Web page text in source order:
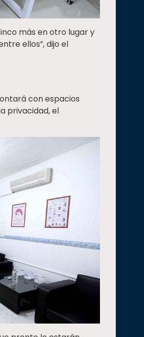
más en otro lugar y
ellos”, dijo el
con espacios
privacidad, el